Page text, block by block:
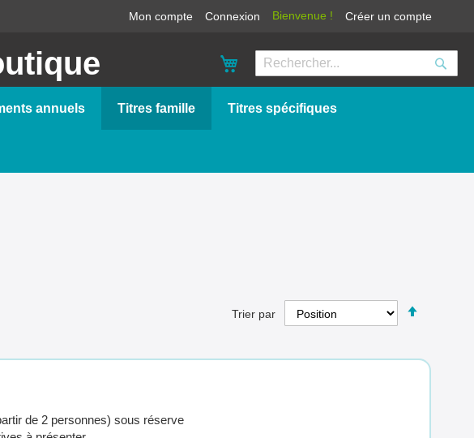
Mon compte Connexion Bienvenue ! Créer un compte
Mon panier
annuels Titres famille Titres spécifiques
Trier par
de 2 personnes) sous réserve